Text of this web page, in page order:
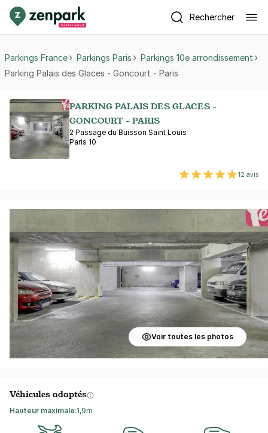
Rechercher
Parkings France Parkings Paris
Parkings 10e arrondissement
Parking Palais des Glaces - Goncourt - Paris
PARKING PALAIS DES GLACES -
GONCOURT - PARIS
2 Passage du Buisson Saint Louis
Paris 10
12 avis
Voir toutes les photos
Véhicules adaptés
Hauteur maximale:1,9m